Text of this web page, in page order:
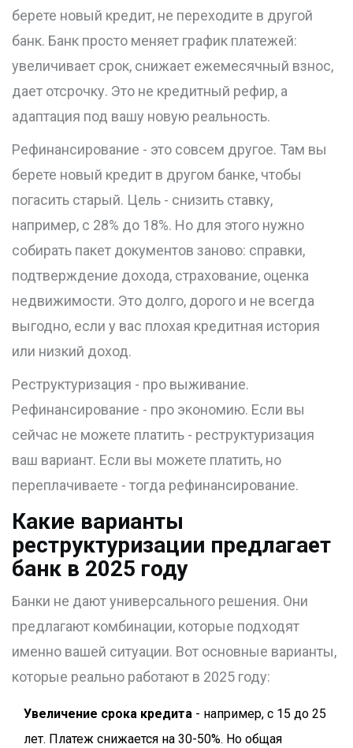
берете новый кредит, не переходите в другой
банк. Банк просто меняет график платежей:
увеличивает срок, снижает ежемесячный взнос,
дает отсрочку. Это не кредитный рефир, а
адаптация под вашу новую реальность.
Рефинансирование - это совсем другое. Там вы
берете новый кредит в другом банке, чтобы
погасить старый. Цель - снизить ставку,
например, с 28% до 18%. Но для этого нужно
собирать пакет документов заново: справки,
подтверждение дохода, страхование, оценка
недвижимости. Это долго, дорого и не всегда
выгодно, если у вас плохая кредитная история
или низкий доход.
Реструктуризация - про выживание.
Рефинансирование - про экономию. Если вы
сейчас не можете платить - реструктуризация
ваш вариант. Если вы можете платить, но
переплачиваете - тогда рефинансирование.
Какие варианты
реструктуризации предлагает
банк в 2025 году
Банки не дают универсального решения. Они
предлагают комбинации, которые подходят
именно вашей ситуации. Вот основные варианты,
которые реально работают в 2025 году:
Увеличение срока кредита - например, с 15 до 25
лет. Платеж снижается на 30-50%. Но общая